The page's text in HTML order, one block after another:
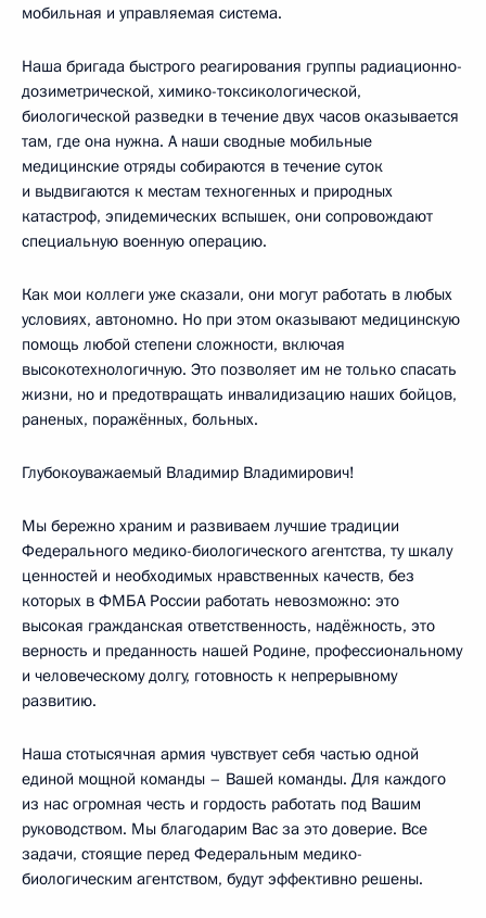
мобильная и управляемая система.
Наша бригада быстрого реагирования группы радиационно-
дозиметрической, химико-токсикологической,
биологической разведки в течение двух часов оказывается
там, где она нужна. А наши сводные мобильные
медицинские отряды собираются в течение суток
и выдвигаются к местам техногенных и природных
катастроф, эпидемических вспышек, они сопровождают
специальную военную операцию.
Как мои коллеги уже сказали, они могут работать в любых
условиях, автономно. Но при этом оказывают медицинскую
помощь любой степени сложности, включая
высокотехнологичную. Это позволяет им не только спасать
жизни, но и предотвращать инвалидизацию наших бойцов,
раненых, поражённых, больных.
Глубокоуважаемый Владимир Владимирович!
Мы бережно храним и развиваем лучшие традиции
Федерального медико-биологического агентства, ту шкалу
ценностей и необходимых нравственных качеств, без
которых в ФМБА России работать невозможно: это
высокая гражданская ответственность, надёжность, это
верность и преданность нашей Родине, профессиональному
и человеческому долгу, готовность к непрерывному
развитию.
Наша стотысячная армия чувствует себя частью одной
единой мощной команды – Вашей команды. Для каждого
из нас огромная честь и гордость работать под Вашим
руководством. Мы благодарим Вас за это доверие. Все
задачи, стоящие перед Федеральным медико-
биологическим агентством, будут эффективно решены.